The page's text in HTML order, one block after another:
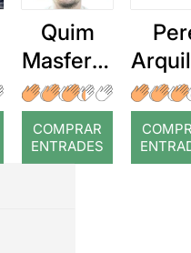
Quim
Masferre
r: Temps
COMPRAR
ENTRADES
: